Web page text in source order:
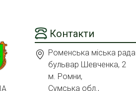
Контакти
Роменська міська рада
бульвар Шевченка, 2
м. Ромни,
Сумська обл.,